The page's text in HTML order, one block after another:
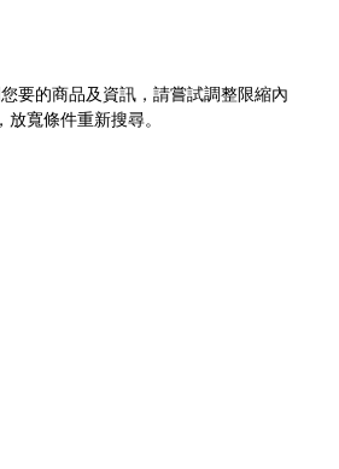
要的商品及資訊，請嘗試調整限縮內
放寬條件重新搜尋。